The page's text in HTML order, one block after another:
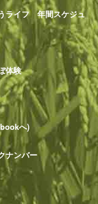
ライフ
年間スケジュ
体験
へ)
ナンバー